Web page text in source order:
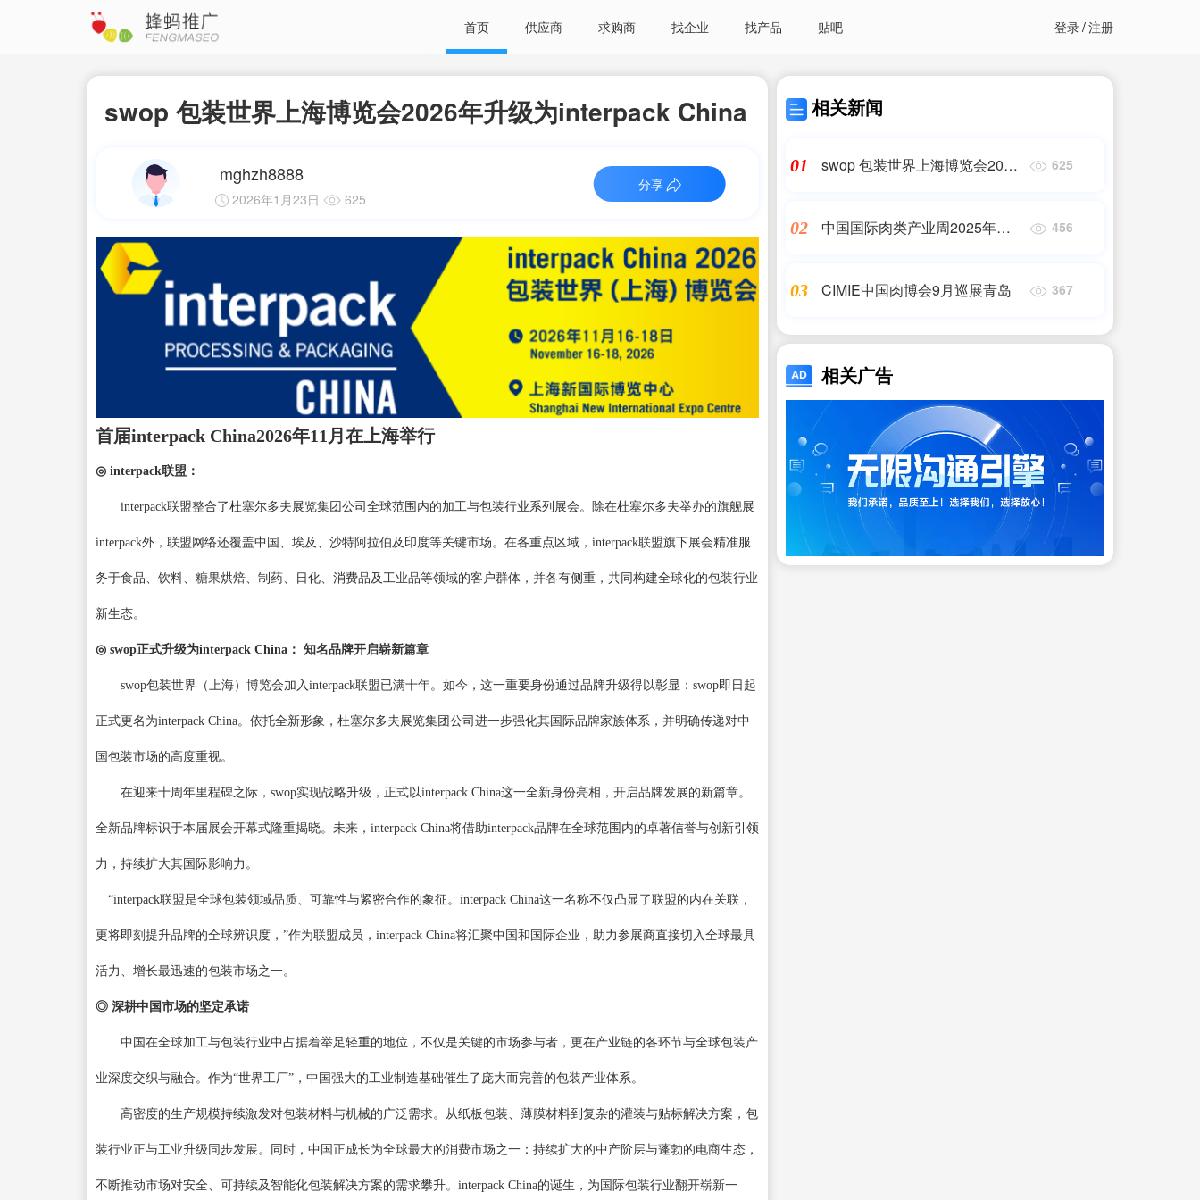
首页 供应商 求购商 找企业 找产品 贴吧 登录/注册
swop 包装世界上海博览会2026年升级为interpack China
mghzh8888
2026年1月23日 625
分享
首届interpack China2026年11月在上海举行
◎ interpack联盟：
interpack联盟整合了杜塞尔多夫展览集团公司全球范围内的加工与包装行业系列展会。除在杜塞尔多夫举办的旗舰展
interpack外，联盟网络还覆盖中国、埃及、沙特阿拉伯及印度等关键市场。在各重点区域，interpack联盟旗下展会精准服
务于食品、饮料、糖果烘焙、制药、日化、消费品及工业品等领域的客户群体，并各有侧重，共同构建全球化的包装行业
新生态。
◎ swop正式升级为interpack China： 知名品牌开启崭新篇章
swop包装世界（上海）博览会加入interpack联盟已满十年。如今，这一重要身份通过品牌升级得以彰显：swop即日起
正式更名为interpack China。依托全新形象，杜塞尔多夫展览集团公司进一步强化其国际品牌家族体系，并明确传递对中
国包装市场的高度重视。
在迎来十周年里程碑之际， swop实现战略升级，正式以interpack China这一全新身份亮相，开启品牌发展的新篇章。
全新品牌标识于本届展会开幕式隆重揭晓。未来，interpack China将借助interpack品牌在全球范围内的卓著信誉与创新引领
力，持续扩大其国际影响力。
“interpack联盟是全球包装领域品质、可靠性与紧密合作的象征。interpack China这一名称不仅凸显了联盟的内在关联，
更将即刻提升品牌的全球辨识度， ”作为联盟成员，interpack China将汇聚中国和国际企业，助力参展商直接切入全球最具
活力、增长最迅速的包装市场之一。
◎ 深耕中国市场的坚定承诺
中国在全球加工与包装行业中占据着举足轻重的地位，不仅是关键的市场参与者，更在产业链的各环节与全球包装产
业深度交织与融合。作为“世界工厂”，中国强大的工业制造基础催生了庞大而完善的包装产业体系。
高密度的生产规模持续激发对包装材料与机械的广泛需求。从纸板包装、薄膜材料到复杂的灌装与贴标解决方案，包
装行业正与工业升级同步发展。同时，中国正成长为全球最大的消费市场之一：持续扩大的中产阶层与蓬勃的电商生态，
不断推动市场对安全、可持续及智能化包装解决方案的需求攀升。 interpack China的诞生，为国际包装行业翻开崭新一
相关新闻
01
swop 包装世界上海博览会2026
625
02
中国国际肉类产业周2025年巡
456
03 CIMIE中国肉博会9月巡展青岛 367
相关广告